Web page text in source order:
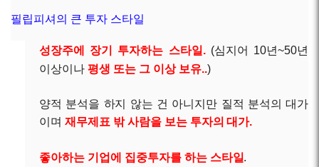
필립피셔의 큰 투자 스타일
성장주에 장기 투자하는 스타일.(심지어 10년~50년
이상이나 평생 또는 그 이상 보유..)
양적 분석을 하지 않는 건 아니지만 질적 분석의 대가
이며 재무제표 밖 사람을 보는 투자의 대가.
좋아하는 기업에 집중투자를 하는 스타일.